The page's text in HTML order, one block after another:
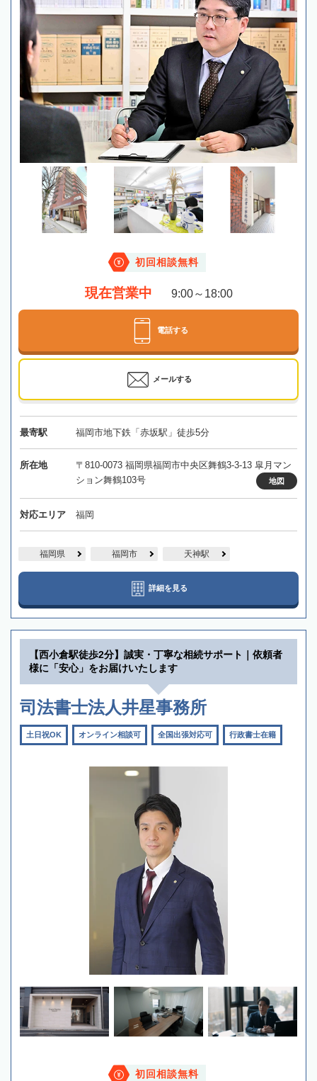
初回相談無料
現在営業中 9:00～18:00
電話する
メールする
最寄駅 福岡市地下鉄「赤坂駅」徒歩5分
所在地
〒810-0073 福岡県福岡市中央区舞鶴3-3-13 皐月マン
ション舞鶴103号
地図
対応エリア 福岡
福岡県 福岡市 天神駅
詳細を見る
【西小倉駅徒歩2分】誠実・丁寧な相続サポート｜依頼者
様に「安心」をお届けいたします
司法書士法人井星事務所
土日祝OK オンライン相談可 全国出張対応可 行政書士在籍
初回相談無料